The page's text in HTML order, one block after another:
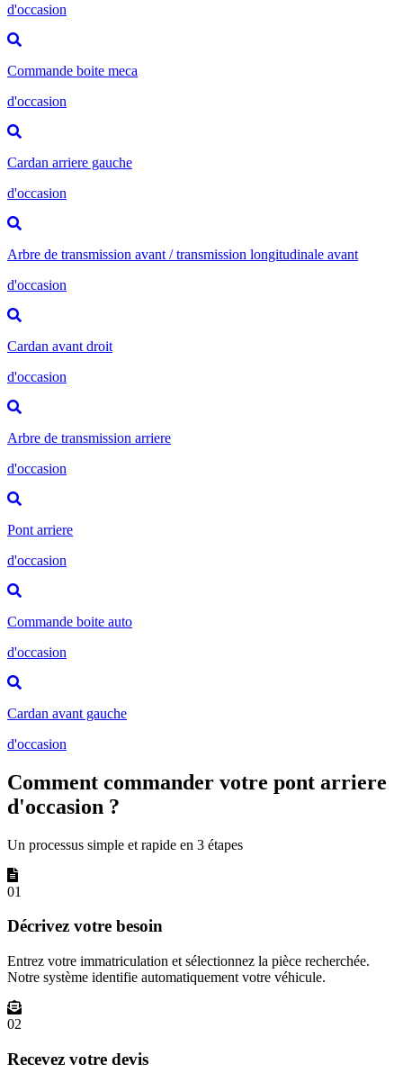
d'occasion
Commande boite meca
d'occasion
Cardan arriere gauche
d'occasion
Arbre de transmission avant / transmission longitudinale avant
d'occasion
Cardan avant droit
d'occasion
Arbre de transmission arriere
d'occasion
Pont arriere
d'occasion
Commande boite auto
d'occasion
Cardan avant gauche
d'occasion
Comment commander votre pont arriere
d'occasion ?
Un processus simple et rapide en 3 étapes
01
Décrivez votre besoin
Entrez votre immatriculation et sélectionnez la pièce recherchée.
Notre système identifie automatiquement votre véhicule.
02
Recevez votre devis